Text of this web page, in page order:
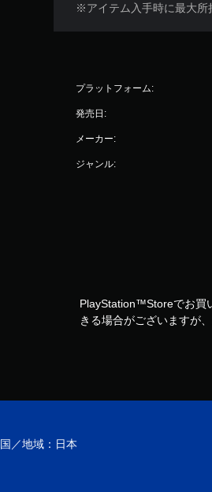
※アイテム入手時に最大所
プラットフォーム:
発売日:
メーカー:
ジャンル:
PlayStation™Storeでお買
きる場合がございますが
国／地域：日本